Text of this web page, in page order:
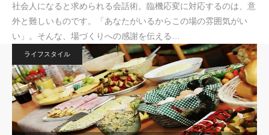
社会人になると求められる会話術。臨機応変に対応するのは、意
外と難しいものです。「あなたがいるからこの場の雰囲気がい
い」。そんな、場づくりへの感謝を伝える…
ライフスタイル